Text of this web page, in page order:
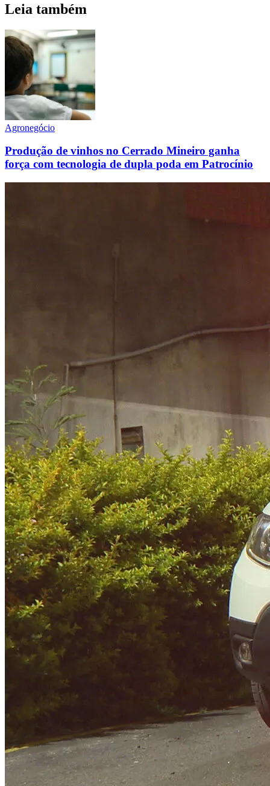
Leia também
Agronegócio
Produção de vinhos no Cerrado Mineiro ganha
força com tecnologia de dupla poda em Patrocínio